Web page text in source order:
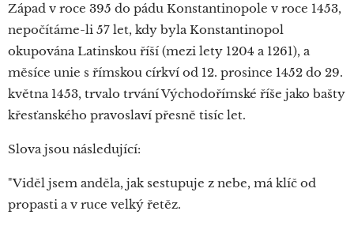
Západ v roce 395 do pádu Konstantinopole v roce 1453,
nepočítáme-li 57 let, kdy byla Konstantinopol
okupována Latinskou říší (mezi lety 1204 a 1261), a
měsíce unie s římskou církví od 12. prosince 1452 do 29.
května 1453, trvalo trvání Východořímské říše jako bašty
křesťanského pravoslaví přesně tisíc let.
Slova jsou následující:
"Viděl jsem anděla, jak sestupuje z nebe, má klíč od
propasti a v ruce velký řetěz.